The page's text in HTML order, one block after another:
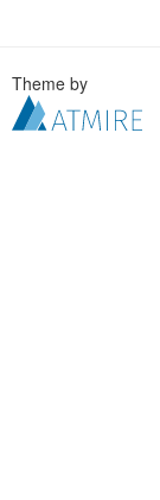
Theme by